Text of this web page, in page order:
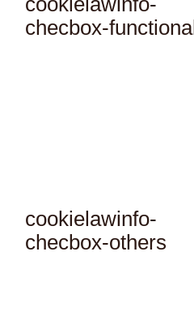
checbox-functional
cookielawinfo-
checbox-others